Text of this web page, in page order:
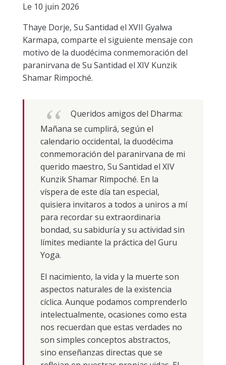
Le 10 juin 2026
Thaye Dorje, Su Santidad el XVII Gyalwa
Karmapa, comparte el siguiente mensaje con
motivo de la duodécima conmemoración del
paranirvana de Su Santidad el XIV Kunzik
Shamar Rimpoché.
Queridos amigos del Dharma:
Mañana se cumplirá, según el
calendario occidental, la duodécima
conmemoración del paranirvana de mi
querido maestro, Su Santidad el XIV
Kunzik Shamar Rimpoché. En la
víspera de este día tan especial,
quisiera invitaros a todos a uniros a mí
para recordar su extraordinaria
bondad, su sabiduría y su actividad sin
límites mediante la práctica del Guru
Yoga.
El nacimiento, la vida y la muerte son
aspectos naturales de la existencia
cíclica. Aunque podamos comprenderlo
intelectualmente, ocasiones como esta
nos recuerdan que estas verdades no
son simples conceptos abstractos,
sino enseñanzas directas que se